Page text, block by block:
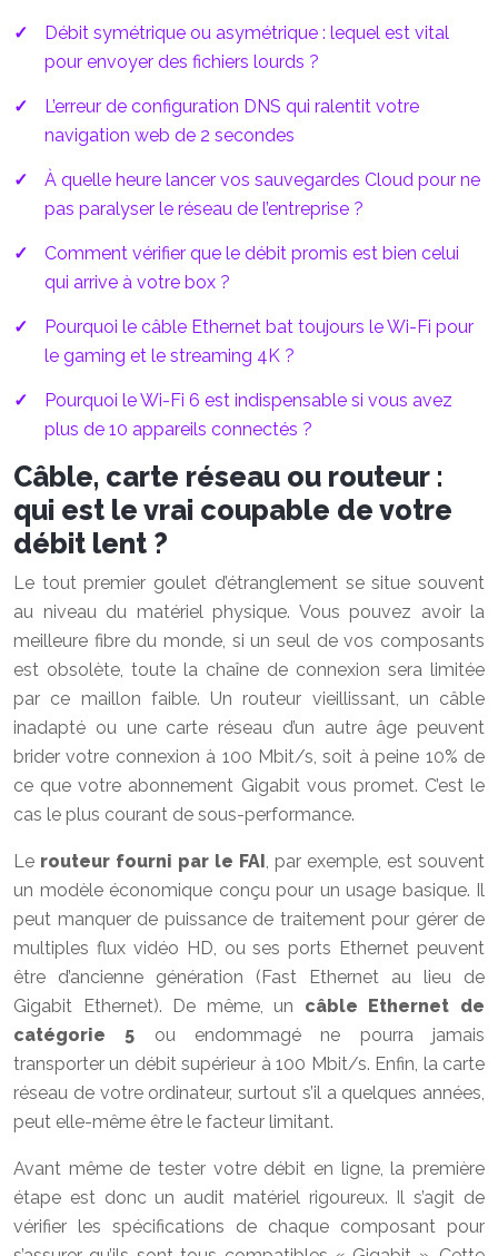
Débit symétrique ou asymétrique : lequel est vital
pour envoyer des fichiers lourds ?
L’erreur de configuration DNS qui ralentit votre
navigation web de 2 secondes
À quelle heure lancer vos sauvegardes Cloud pour ne
pas paralyser le réseau de l’entreprise ?
Comment vérifier que le débit promis est bien celui
qui arrive à votre box ?
Pourquoi le câble Ethernet bat toujours le Wi-Fi pour
le gaming et le streaming 4K ?
Pourquoi le Wi-Fi 6 est indispensable si vous avez
plus de 10 appareils connectés ?
Câble, carte réseau ou routeur :
qui est le vrai coupable de votre
débit lent ?
Le tout premier goulet d’étranglement se situe souvent
au niveau du matériel physique. Vous pouvez avoir la
meilleure fibre du monde, si un seul de vos composants
est obsolète, toute la chaîne de connexion sera limitée
par ce maillon faible. Un routeur vieillissant, un câble
inadapté ou une carte réseau d’un autre âge peuvent
brider votre connexion à 100 Mbit/s, soit à peine 10% de
ce que votre abonnement Gigabit vous promet. C’est le
cas le plus courant de sous-performance.
Le routeur fourni par le FAI , par exemple, est souvent
un modèle économique conçu pour un usage basique. Il
peut manquer de puissance de traitement pour gérer de
multiples flux vidéo HD, ou ses ports Ethernet peuvent
être d’ancienne génération (Fast Ethernet au lieu de
Gigabit Ethernet). De même, un câble Ethernet de
catégorie 5 ou endommagé ne pourra jamais
transporter un débit supérieur à 100 Mbit/s. Enfin, la carte
réseau de votre ordinateur, surtout s’il a quelques années,
peut elle-même être le facteur limitant.
Avant même de tester votre débit en ligne, la première
étape est donc un audit matériel rigoureux. Il s’agit de
vérifier les spécifications de chaque composant pour